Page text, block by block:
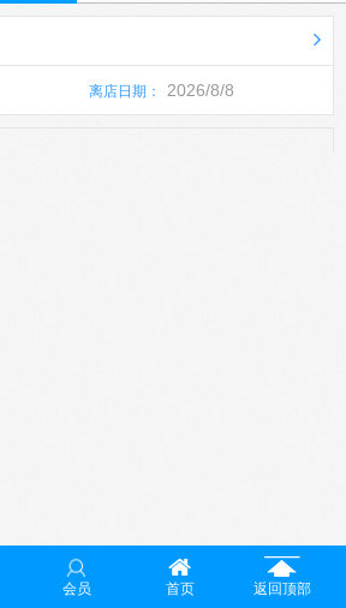
离店日期： 2026/8/8
会员 首页 返回顶部